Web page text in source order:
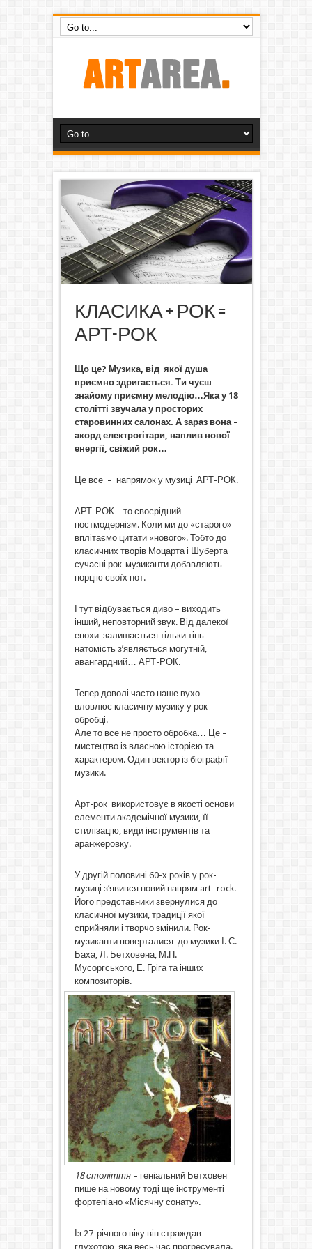
КЛАСИКА + РОК =
АРТ-РОК
Що це? Музика, від якої душа
приємно здригається. Ти чуєш
знайому приємну мелодію…Яка у 18
столітті звучала у просторих
старовинних салонах. А зараз вона –
акорд електрогітари, наплив нової
енергії, свіжий рок…
Це все – напрямок у музиці АРТ-РОК.
АРТ-РОК – то своєрідний
постмодернізм. Коли ми до «старого»
вплітаємо цитати «нового». Тобто до
класичних творів Моцарта і Шуберта
сучасні рок-музиканти добавляють
порцію своїх нот.
І тут відбувається диво – виходить
інший, неповторний звук. Від далекої
епохи залишається тільки тінь –
натомість з’являється могутній,
авангардний… АРТ-РОК.
Тепер доволі часто наше вухо
вловлює класичну музику у рок
обробці.
Але то все не просто обробка… Це –
мистецтво із власною історією та
характером. Один вектор із біографії
музики.
Арт-рок використовує в якості основи
елементи академічної музики, її
стилізацію, види інструментів та
аранжеровку.
У другій половині 60-х років у рок-
музиці з’явився новий напрям art- rock.
Його представники звернулися до
класичної музики, традиції якої
сприйняли і творчо змінили. Рок-
музиканти поверталися до музики І. С.
Баха, Л. Бетховена, М.П.
Мусоргського, Е. Гріга та інших
композиторів.
18 століття– геніальний Бетховен
пише на новому тоді ще інструменті
фортепіано «Місячну сонату».
Із 27-річного віку він страждав
глухотою, яка весь час прогресувала.